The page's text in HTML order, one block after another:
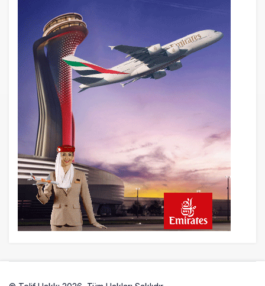
Fly Baghdad ABD yaptırım listesinden
çıkarıldı
6 saat önce
Elektrikli uçaklar Avrupa’da kısa rotalara
hazırlanıyor
7 saat önce
Trump’ı taşıyan Marine One, yolcu
uçağına fazla yaklaştı
7 saat önce
Emirates A380 yolcu rahatsızlanınca
İstanbul’a indi
8 saat önce